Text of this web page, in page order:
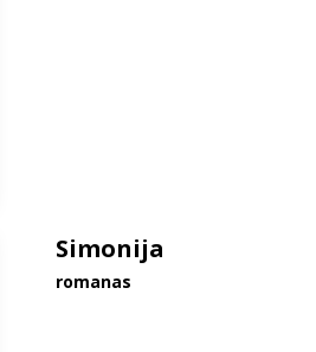
Simonija
romanas